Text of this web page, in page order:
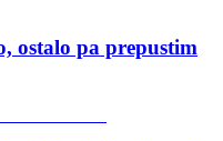
ostalo pa prepustim